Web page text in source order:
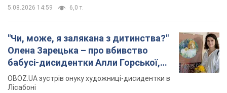
5.08.2026 14:59 6,0 т.
"Чи, може, я залякана з дитинства?"
Олена Зарецька – про вбивство
бабусі-дисидентки Алли Горської,
критику Дмитра Стуса та втечу в
Португалію з 5 дітьми
OBOZ.UA зустрів онуку художниці-дисидентки в
Лісабоні